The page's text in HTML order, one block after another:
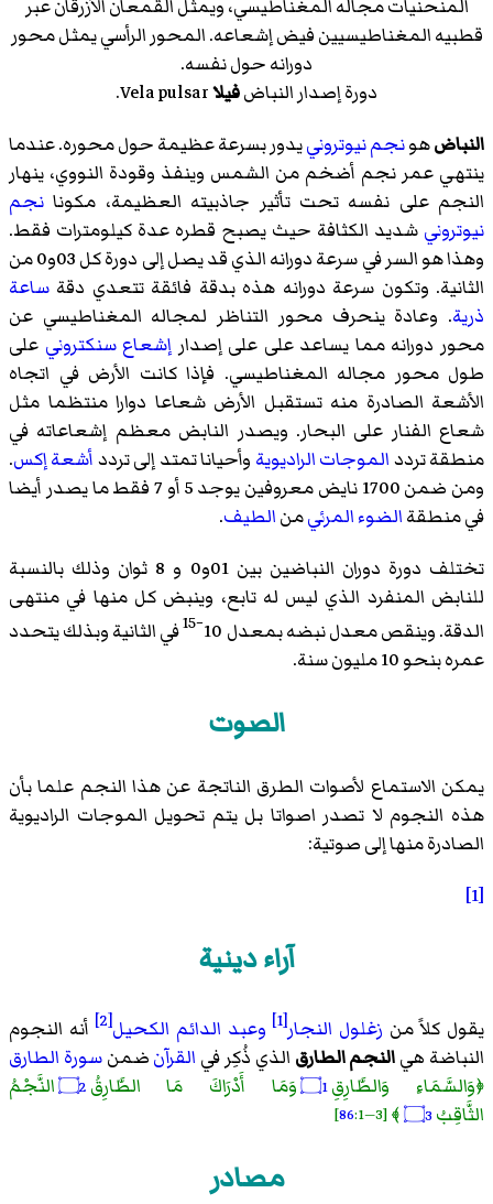
المنحنيات مجاله المغناطيسي، ويمثل القمعان الأزرقان عبر
قطبيه المغناطيسيين فيض إشعاعه. المحور الرأسي يمثل محور
دورانه حول نفسه.
دورة إصدار النباضفيلا
النباضهونجم نيوترونييدور بسرعة عظيمة حول محوره. عندما
ينتهي عمر نجم أضخم من الشمس وينفذ وقودة النووي، ينهار
النجم على نفسه تحت تأثير جاذبيته العظيمة، مكونا نجم
نيوتروني شديد الكثافة حيث يصبح قطره عدة كيلومترات فقط.
وهذا هو السر في سرعة دورانه الذي قد يصل إلى دورة كل 03و0 من
الثانية. وتكون سرعة دورانه هذه بدقة فائقة تتعدي دقة ساعة
ذرية. وعادة ينحرف محور التناظر لمجاله المغناطيسي عن
محور دورانه مما يساعد على على إصدار إشعاع سنكتروني على
طول محور مجاله المغناطيسي. فإذا كانت الأرض في اتجاه
الأشعة الصادرة منه تستقبل الأرض شعاعا دوارا منتظما مثل
شعاع الفنار على البحار. ويصدر النابض معظم إشعاعاته في
منطقة ترددالموجات الراديوية وأحيانا تمتد إلى ترددأشعة إكس.
ومن ضمن 1700 نايض معروفين يوجد 5 أو 7 فقط ما يصدر أيضا
في منطقةالضوء المرئيمنالطيف.
تختلف دورة دوران النباضين بين 01و0 و 8 ثوان وذلك بالنسبة
للنابض المنفرد الذي ليس له تابع، وينبض كل منها في منتهى
الدقة. وينقص معدل نبضه بمعدل 10
−15 في الثانية وبذلك يتحدد
عمره بنحو 10 مليون سنة.
الصوت
يمكن الاستماع لأصوات الطرق الناتجة عن هذا النجم علما بأن
هذه النجوم لا تصدر اصواتا بل يتم تحويل الموجات الراديوية
الصادرة منها إلى صوتية:
[1]
آراء دينية
يقول كلاً من زغلول النجار[1] وعبد الدائم الكحيل[2]
أنه النجوم
النباضة هيالنجم الطارق الذي ذُكِر في القرآنضمنسورة الطارق
﴿وَالسَّمَاءِ وَالطَّارِقِ ۝1 وَمَا أَدْرَاكَ مَا الطَّارِقُ ۝2 النَّجْمُ
الثَّاقِبُ ۝3 ﴾ [86:1—3]
مصادر